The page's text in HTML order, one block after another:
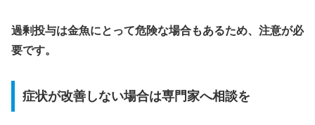
過剰投与は金魚にとって危険な場合もあるため、注意が必
要です。
症状が改善しない場合は専門家へ相談を